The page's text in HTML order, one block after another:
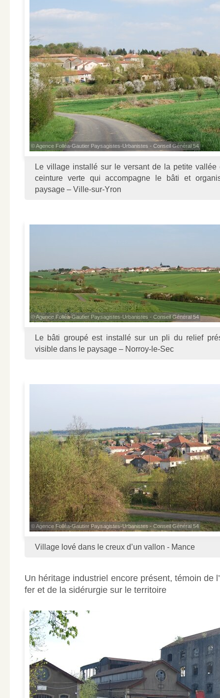
© Agence Folléa-Gautier Paysagistes-Urbanistes - Conseil Général 54
Le village installé sur le versant de la petite vallée
ceinture verte qui accompagne le bâti et
paysage – Ville-sur-Yron
© Agence Folléa-Gautier Paysagistes-Urbanistes - Conseil Général 54
Le bâti groupé est installé sur un pli du relief
visible dans le paysage – Norroy-le-Sec
© Agence Folléa-Gautier Paysagistes-Urbanistes - Conseil Général 54
Village lové dans le creux d’un vallon - Mance
Un héritage industriel encore présent, témoin de
fer et de la sidérurgie sur le territoire